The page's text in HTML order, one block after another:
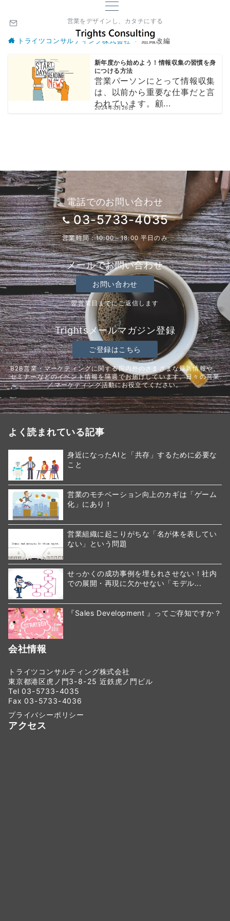
営業をデザインし、カタチにする
トライツコンサルティング株式会社 組織改編
新年度から始めよう！情報収集の習慣を身
につける方法
営業パーソンにとって情報収集
は、以前から重要な仕事だと言
われています。顧...
2024年3月26日
電話でのお問い合わせ
03-5733-4035
営業時間：10:00～18:00 平日のみ
メールでお問い合わせ
お問い合わせ
翌営業日までにご返信します
Trightsメールマガジン登録
ご登録はこちら
B2B営業・マーケティングに関する国内外のさまざまな最新情報や、
セミナーなどのイベント情報を隔週でお届けしています。日々の営業
／マーケティング活動にお役立てください。
よく読まれている記事
身近になったAIと「共存」するために必要な
こと
営業のモチベーション向上のカギは「ゲーム
化」にあり！
営業組織に起こりがちな「名が体を表してい
ない」という問題
せっかくの成功事例を埋もれさせない！社内
での展開・再現に欠かせない「モデル...
『Sales Development 』ってご存知ですか？
会社情報
トライツコンサルティング株式会社
東京都港区虎ノ門3-8-25 近鉄虎ノ門ビル
Tel 03-5733-4035
Fax 03-5733-4036
プライバシーポリシー
アクセス